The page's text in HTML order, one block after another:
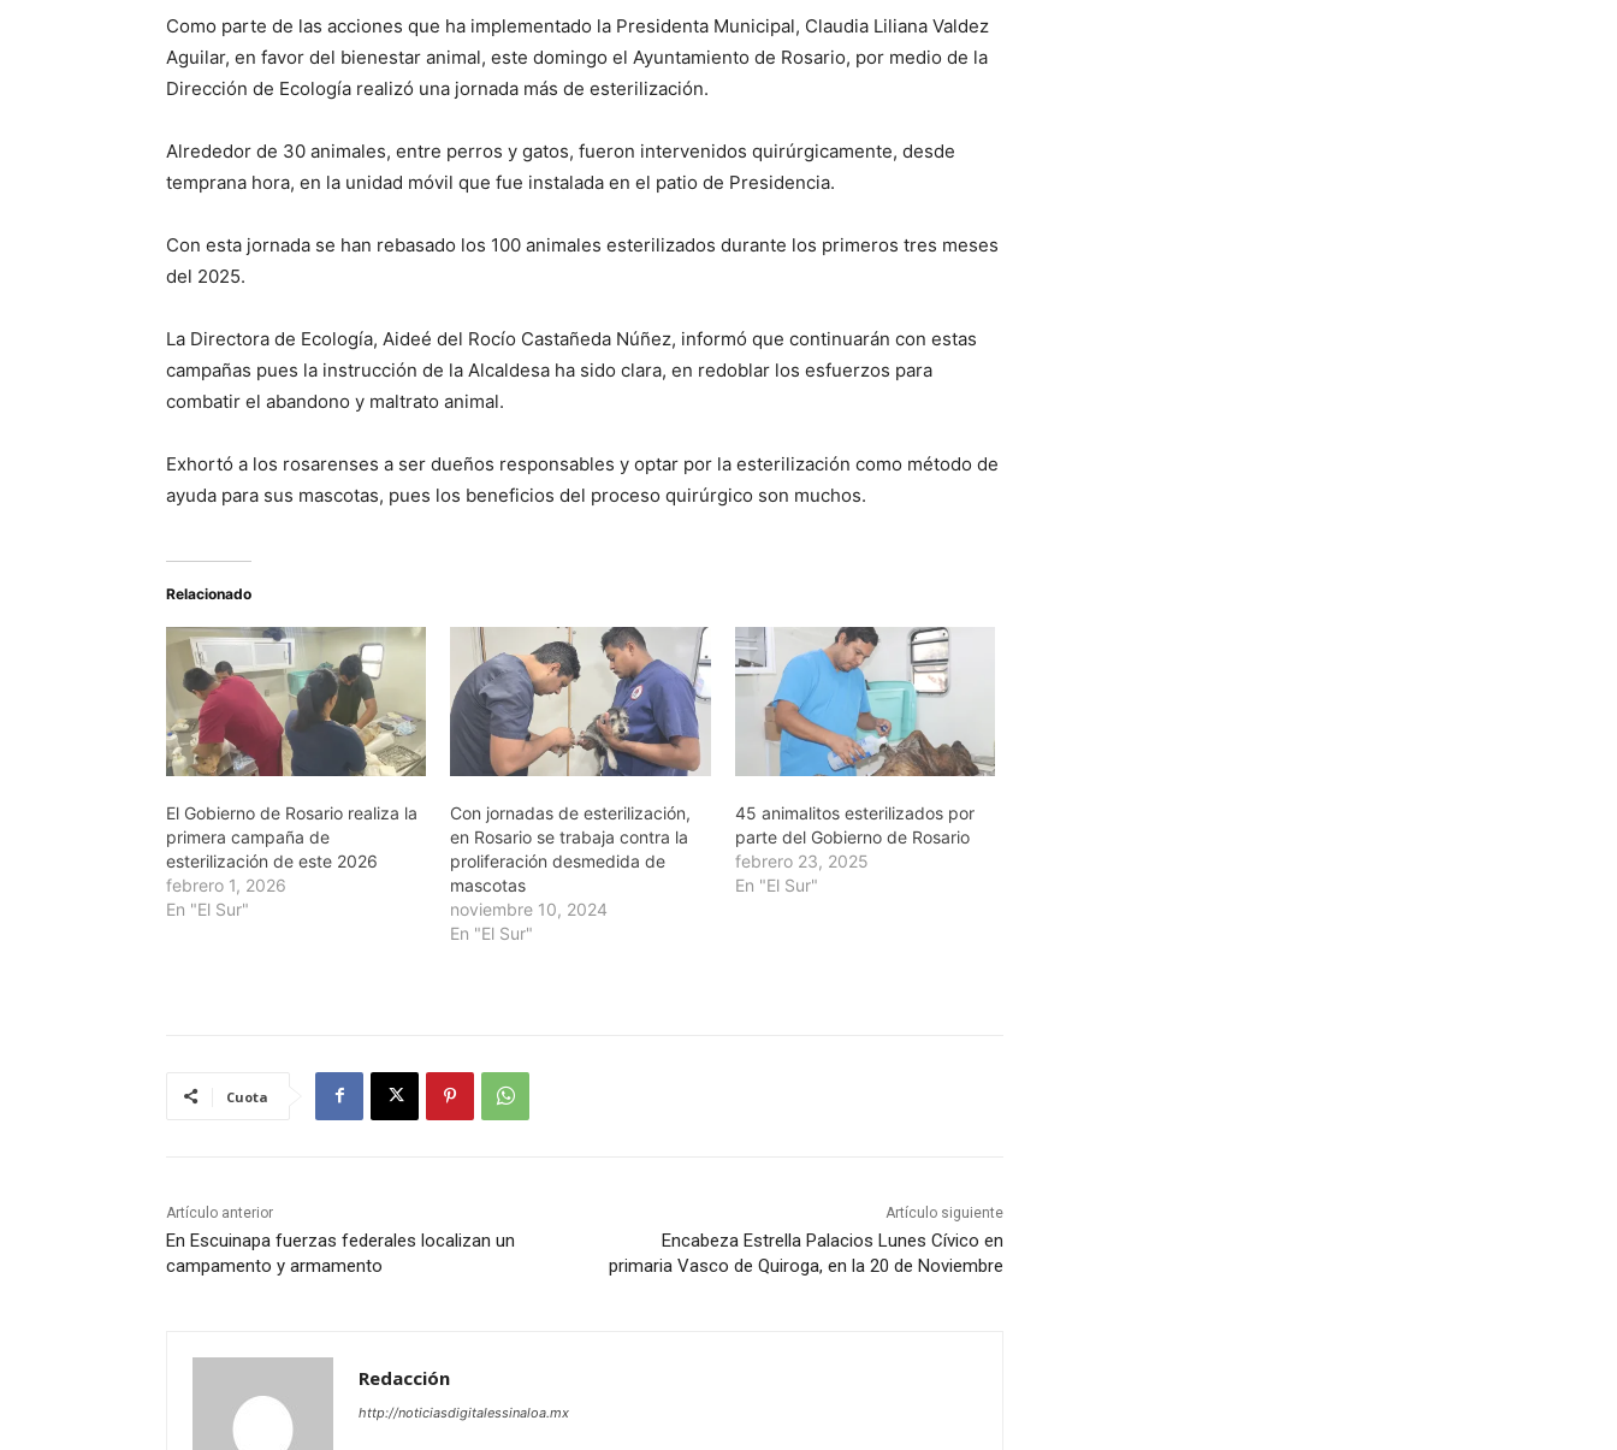
Como parte de las acciones que ha implementado la Presidenta Municipal, Claudia Liliana Valdez
Aguilar, en favor del bienestar animal, este domingo el Ayuntamiento de Rosario, por medio de la
Dirección de Ecología realizó una jornada más de esterilización.
Alrededor de 30 animales, entre perros y gatos, fueron intervenidos quirúrgicamente, desde
temprana hora, en la unidad móvil que fue instalada en el patio de Presidencia.
Con esta jornada se han rebasado los 100 animales esterilizados durante los primeros tres meses
del 2025.
La Directora de Ecología, Aideé del Rocío Castañeda Núñez, informó que continuarán con estas
campañas pues la instrucción de la Alcaldesa ha sido clara, en redoblar los esfuerzos para
combatir el abandono y maltrato animal.
Exhortó a los rosarenses a ser dueños responsables y optar por la esterilización como método de
ayuda para sus mascotas, pues los beneficios del proceso quirúrgico son muchos.
Relacionado
El Gobierno de Rosario realiza la
primera campaña de
esterilización de este 2026
febrero 1, 2026
En "El Sur"
Con jornadas de esterilización,
en Rosario se trabaja contra la
proliferación desmedida de
mascotas
noviembre 10, 2024
En "El Sur"
45 animalitos esterilizados por
parte del Gobierno de Rosario
febrero 23, 2025
En "El Sur"
Cuota
Artículo anterior
En Escuinapa fuerzas federales localizan un
campamento y armamento
Artículo siguiente
Encabeza Estrella Palacios Lunes Cívico en
primaria Vasco de Quiroga, en la 20 de Noviembre
Redacción
http://noticiasdigitalessinaloa.mx